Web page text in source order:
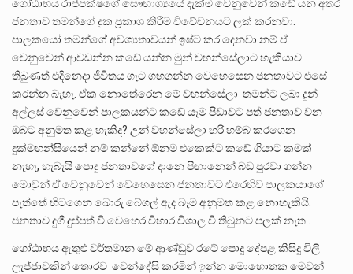
ගෝඨාභය රාජපක්ෂගේ සෞභාග්‍යයේ දැක්ම වෙනුවෙන් කඩේ යන අතර
ජනතාව තමන්ගේ දුක ප්‍රකාශ කිරීම විවේචනයට ලක් කරනවා.
පාලකයෝ තමන්ගේ අවශ්‍යතාවයන් ඉෂ්ට කර දෙනවා නම් ඒ
වෙනුවෙන් ආවඩන්න කඩේ යන්න මුන් වහන්සේලාට හැකියාව
තිබුණත් එදිනෙදා ජීවිතය ගැට ගහගන්න වෙහෙසෙන ජනතාවට එසේ
කරන්න බැහැ. ඒක නොතේරෙන මේ වහන්සේලා තමන්ට ලබා දුන්
අල්ලස් වෙනුවෙන් පාලකයන්ට කඩේ යෑම පීඩාවට පත් ජනතාව වන
ඔබට අනුමත කළ හැකිද? උන් වහන්සේලා හරි හම්බ කරගෙන
දුක්මහන්සියෙන් නම් කන්නේ ඕනම එකෙක්ට කඩේ ගියාට කමක්
නැහැ, හැබැයි පොදු ජනතාවගේ දානෙ පිඟානෙන් බඩ පුරවා ගන්න
මොවුන් ඒ වෙනුවෙන් වෙහෙසෙන ජනතාවට එරෙහිව පාලකයාගේ
පැත්තේ හිටගෙන බොරු බේගල් ඇද බෑම අනුමත කළ නොහැකියි.
ජනතාව දුගී දුප්පත් වී වෙහෙර විහාර විශාල වී තිබුනට පලක් නැත .
ගෝඨාභය ඇතුළු වර්තමාන මේ ආණ්ඩුව රටේ පොදු දේපළ කිසිදු විලි
ලැජ්ජාවකින් තොරව වෙන්දේසි කරමින් ඉන්න මොහොතක මෙවන්